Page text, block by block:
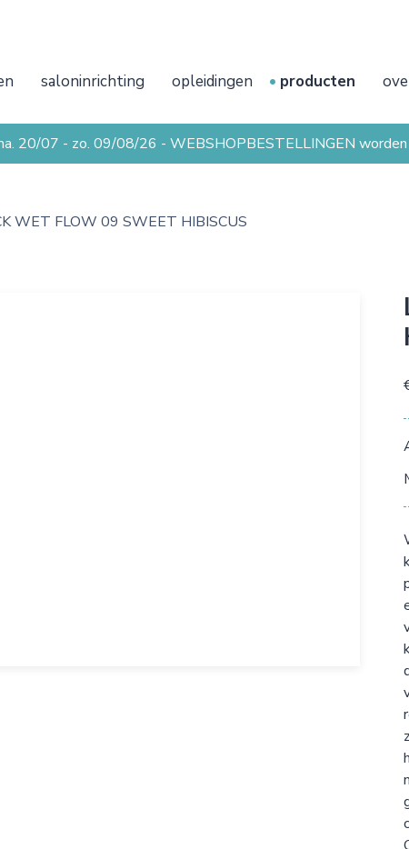
saloninrichting opleidingen producten
20/07 - zo. 09/08/26 - WEBSHOPBESTELLINGEN
WET FLOW 09 SWEET HIBISCUS